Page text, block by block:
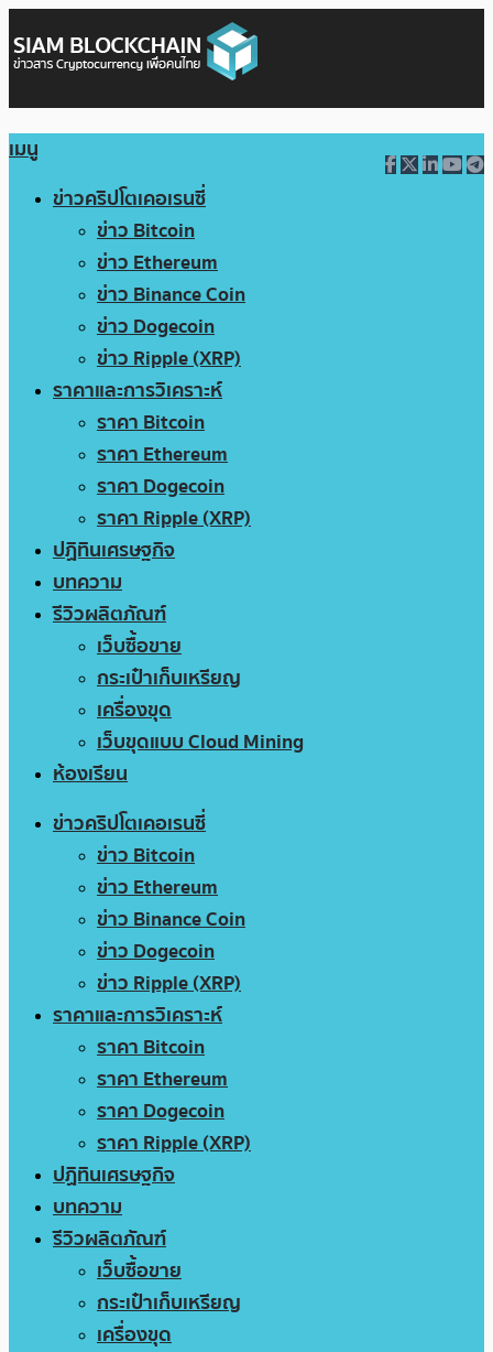
เมนู
ข่าวคริปโตเคอเรนซี่
ข่าว Bitcoin
ข่าว Ethereum
ข่าว Binance Coin
ข่าว Dogecoin
ข่าว Ripple (XRP)
ราคาและการวิเคราะห์
ราคา Bitcoin
ราคา Ethereum
ราคา Dogecoin
ราคา Ripple (XRP)
ปฏิทินเศรษฐกิจ
บทความ
รีวิวผลิตภัณฑ์
เว็บซื้อขาย
กระเป๋าเก็บเหรียญ
เครื่องขุด
เว็บขุดแบบ Cloud Mining
ห้องเรียน
ข่าวคริปโตเคอเรนซี่
ข่าว Bitcoin
ข่าว Ethereum
ข่าว Binance Coin
ข่าว Dogecoin
ข่าว Ripple (XRP)
ราคาและการวิเคราะห์
ราคา Bitcoin
ราคา Ethereum
ราคา Dogecoin
ราคา Ripple (XRP)
ปฏิทินเศรษฐกิจ
บทความ
รีวิวผลิตภัณฑ์
เว็บซื้อขาย
กระเป๋าเก็บเหรียญ
เครื่องขุด